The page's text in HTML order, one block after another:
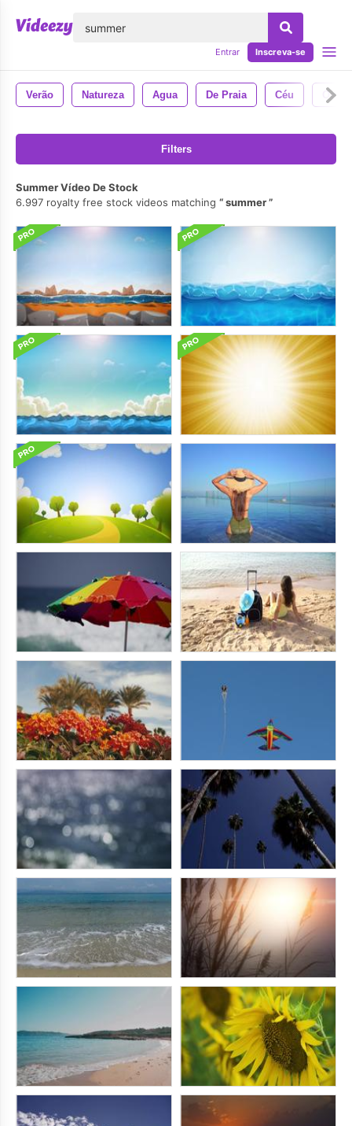
Entrar Inscreva-se
Verão Natureza Agua De Praia Céu
Filters
Summer Vídeo De Stock
6.997 royalty free stock videos matching
summer